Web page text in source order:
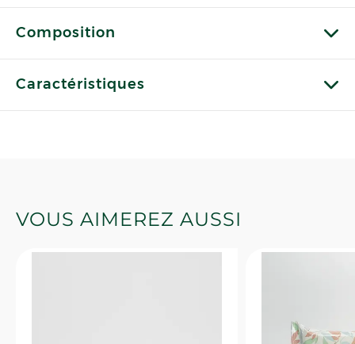
Composition
Caractéristiques
VOUS AIMEREZ AUSSI